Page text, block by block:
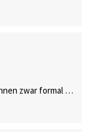
zwar formal …